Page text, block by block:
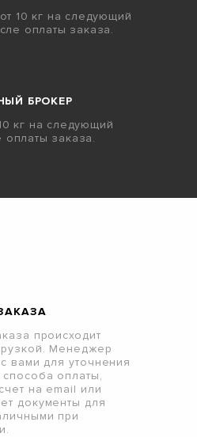
10 кг на следующий
оплаты заказа.
БРОКЕР
кг на следующий
оплаты заказа.
происходит
Менеджер
вами для уточнения
оплаты,
на email или
документы для
при